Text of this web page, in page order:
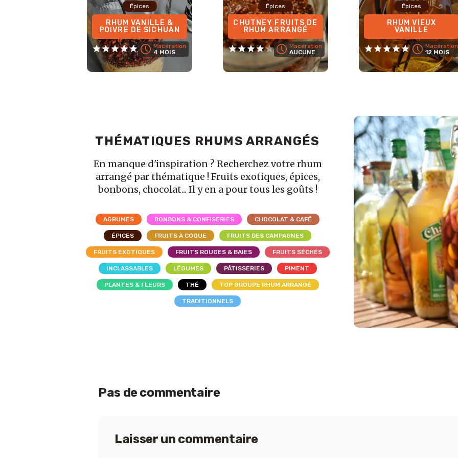
Épices
RHUM VANILLE &
POIVRE DE SICHUAN
Macération
4 MOIS
Épices
CHUTNEY FRUITS DE
RHUM ARRANGÉ
Macération
AUCUNE
Épices
RHUM VIEUX
VANILLE
Macération
12 MOIS
THÉMATIQUES RHUMS ARRANGÉS
En manque d'inspiration ? Recherchez votre rhum
arrangé par thématique ! Fruits exotiques, épices,
bonbons, chocolat... Il y en a pour tous les goûts !
AGRUMES BONBONS & CONFISERIES CHOCOLAT & CAFÉ
ÉPICES FRUITS À COQUE FRUITS DES CAMPAGNES
FRUITS EXOTIQUES FRUITS ROUGES & BAIES FRUITS SÉCHÉS
INCLASSABLES LÉGUMES PÂTISSERIES PIMENT
PLANTES & FLEURS THÉ TOP GROUPE RHUM ARRANGÉ
TRADITIONNELS
Pas de commentaire
Laisser un commentaire